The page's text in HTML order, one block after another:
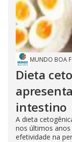
MUNDO BOA
Dieta
intestino
A dieta
nos últimos anos
efetividade na